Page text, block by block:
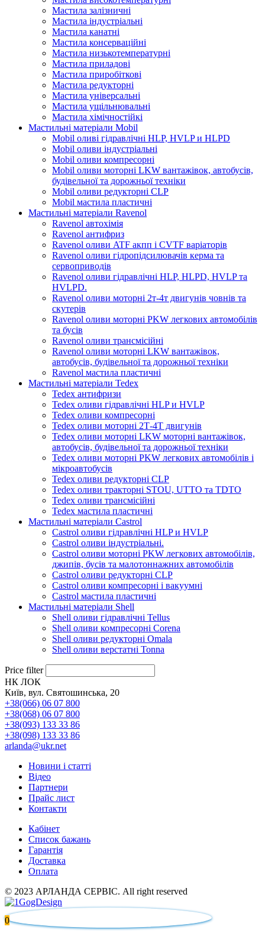
Мастила залізничні
Мастила індустріальні
Мастила канатні
Мастила консерваційні
Мастила низькотемпературні
Мастила приладові
Мастила приробіткові
Мастила редукторні
Мастила універсальні
Мастила ущільнювальні
Мастила хімічностійкі
Мастильні матеріали Mobil
Mobil оливі гідравлічні HLP, HVLP и HLPD
Mobil оливи індустріальні
Mobil оливи компресорні
Mobil оливи моторні LKW вантажівок, автобусів,
будівельної та дорожньої техніки
Mobil оливи редукторні CLP
Mobil мастила пластичні
Мастильні матеріали Ravenol
Ravenol автохімія
Ravenol антифриз
Ravenol оливи ATF акпп і CVTF варіаторів
Ravenol оливи гідропідсилювачів керма та
сервоприводів
Ravenol оливи гідравлічні HLP, HLPD, HVLP та
HVLPD.
Ravenol оливи моторні 2т-4т двигунів човнів та
скутерів
Ravenol оливи моторні PKW легкових автомобілів
та бусів
Ravenol оливи трансмісійні
Ravenol оливи моторні LKW вантажівок,
автобусів, будівельної та дорожньої техніки
Ravenol мастила пластичні
Мастильні матеріали Tedex
Tedex антифризи
Tedex оливи гідравлічні HLP и HVLP
Tedex оливи компресорні
Tedex оливи моторні 2Т-4Т двигунів
Tedex оливи моторні LKW моторні вантажівок,
автобусів, будівельної та дорожньої техніки
Tedex оливи моторні PKW легкових автомобілів і
мікроавтобусів
Tedex оливи редукторні CLP
Tedex оливи тракторні STOU, UTTO та TDTO
Tedex оливи трансмісійні
Tedex мастила пластичні
Мастильні матеріали Castrol
Castrol оливи гідравлічні HLP и HVLP
Castrol оливи індустріальні.
Castrol оливи моторні PKW легкових автомобілів,
джипів, бусів та малотоннажних автомобілів
Castrol оливи редукторні CLP
Castrol оливи компресорні і вакуумні
Castrol мастила пластичні
Мастильні матеріали Shell
Shell оливи гідравлічні Tellus
Shell оливи компресорні Corena
Shell оливи редукторні Omala
Shell оливи верстатні Tonna
Price filter
НК ЛОК
Київ, вул. Святошинська, 20
+38(066) 06 07 800
+38(068) 06 07 800
+38(093) 133 33 86
+38(098) 133 33 86
arlanda@ukr.net
Новини і статті
Відео
Партнери
Прайс лист
Контакти
Кабінет
Список бажань
Гарантія
Доставка
Оплата
© 2023 АРЛАНДА СЕРВІС. All right reserved
0